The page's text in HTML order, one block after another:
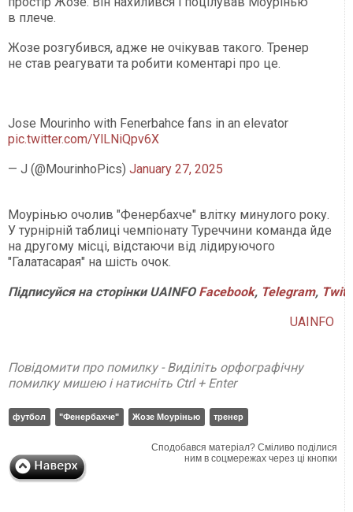
в плече.
Жозе розгубився, адже не очікував такого. Тренер
не став реагувати та робити коментарі про це.
Jose Mourinho with Fenerbahce fans in an elevator
pic.twitter.com/YlLNiQpv6X
— J (@MourinhoPics) January 27, 2025
Моурінью очолив "Фенербахче" влітку минулого року.
У турнірній таблиці чемпіонату Туреччини команда йде
на другому місці, відстаючи від лідируючого
"Галатасарая" на шість очок.
ПідписуйсянасторінкиUAINFO Facebook, Telegram,
UAINFO
Повідомити про помилку - Виділіть орфографічну
помилку мишею і натисніть Ctrl + Enter
футбол "Фенербахче" Жозе Моурінью тренер
Сподобався матеріал? Сміливо поділися
ним в соцмережах через ці кнопки